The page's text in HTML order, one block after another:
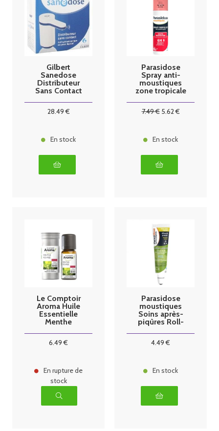
Gilbert
Sanedose
Distributeur
Sans Contact
28.49€
En stock
Parasidose
Spray anti-
moustiques
zone tropicale
7.49€ 5.62€
En stock
Le Comptoir
Aroma Huile
Essentielle
Menthe
6.49 €
En rupture de
stock
Parasidose
moustiques
Soins après-
piqûres Roll-
4.49 €
En stock